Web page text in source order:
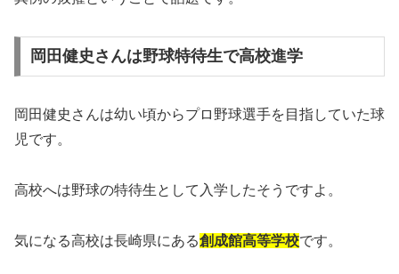
岡田健史さんは野球特待生で高校進学
岡田健史さんは幼い頃からプロ野球選手を目指していた球
児です。
高校へは野球の特待生として入学したそうですよ。
気になる高校は長崎県にある創成館高等学校です。